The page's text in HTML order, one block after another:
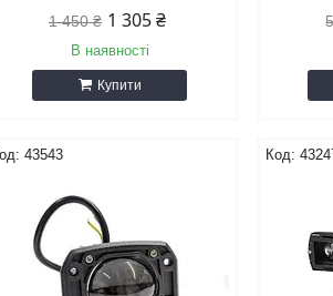
1 450 ₴ 1 305 ₴
В наявності
Купити
43543